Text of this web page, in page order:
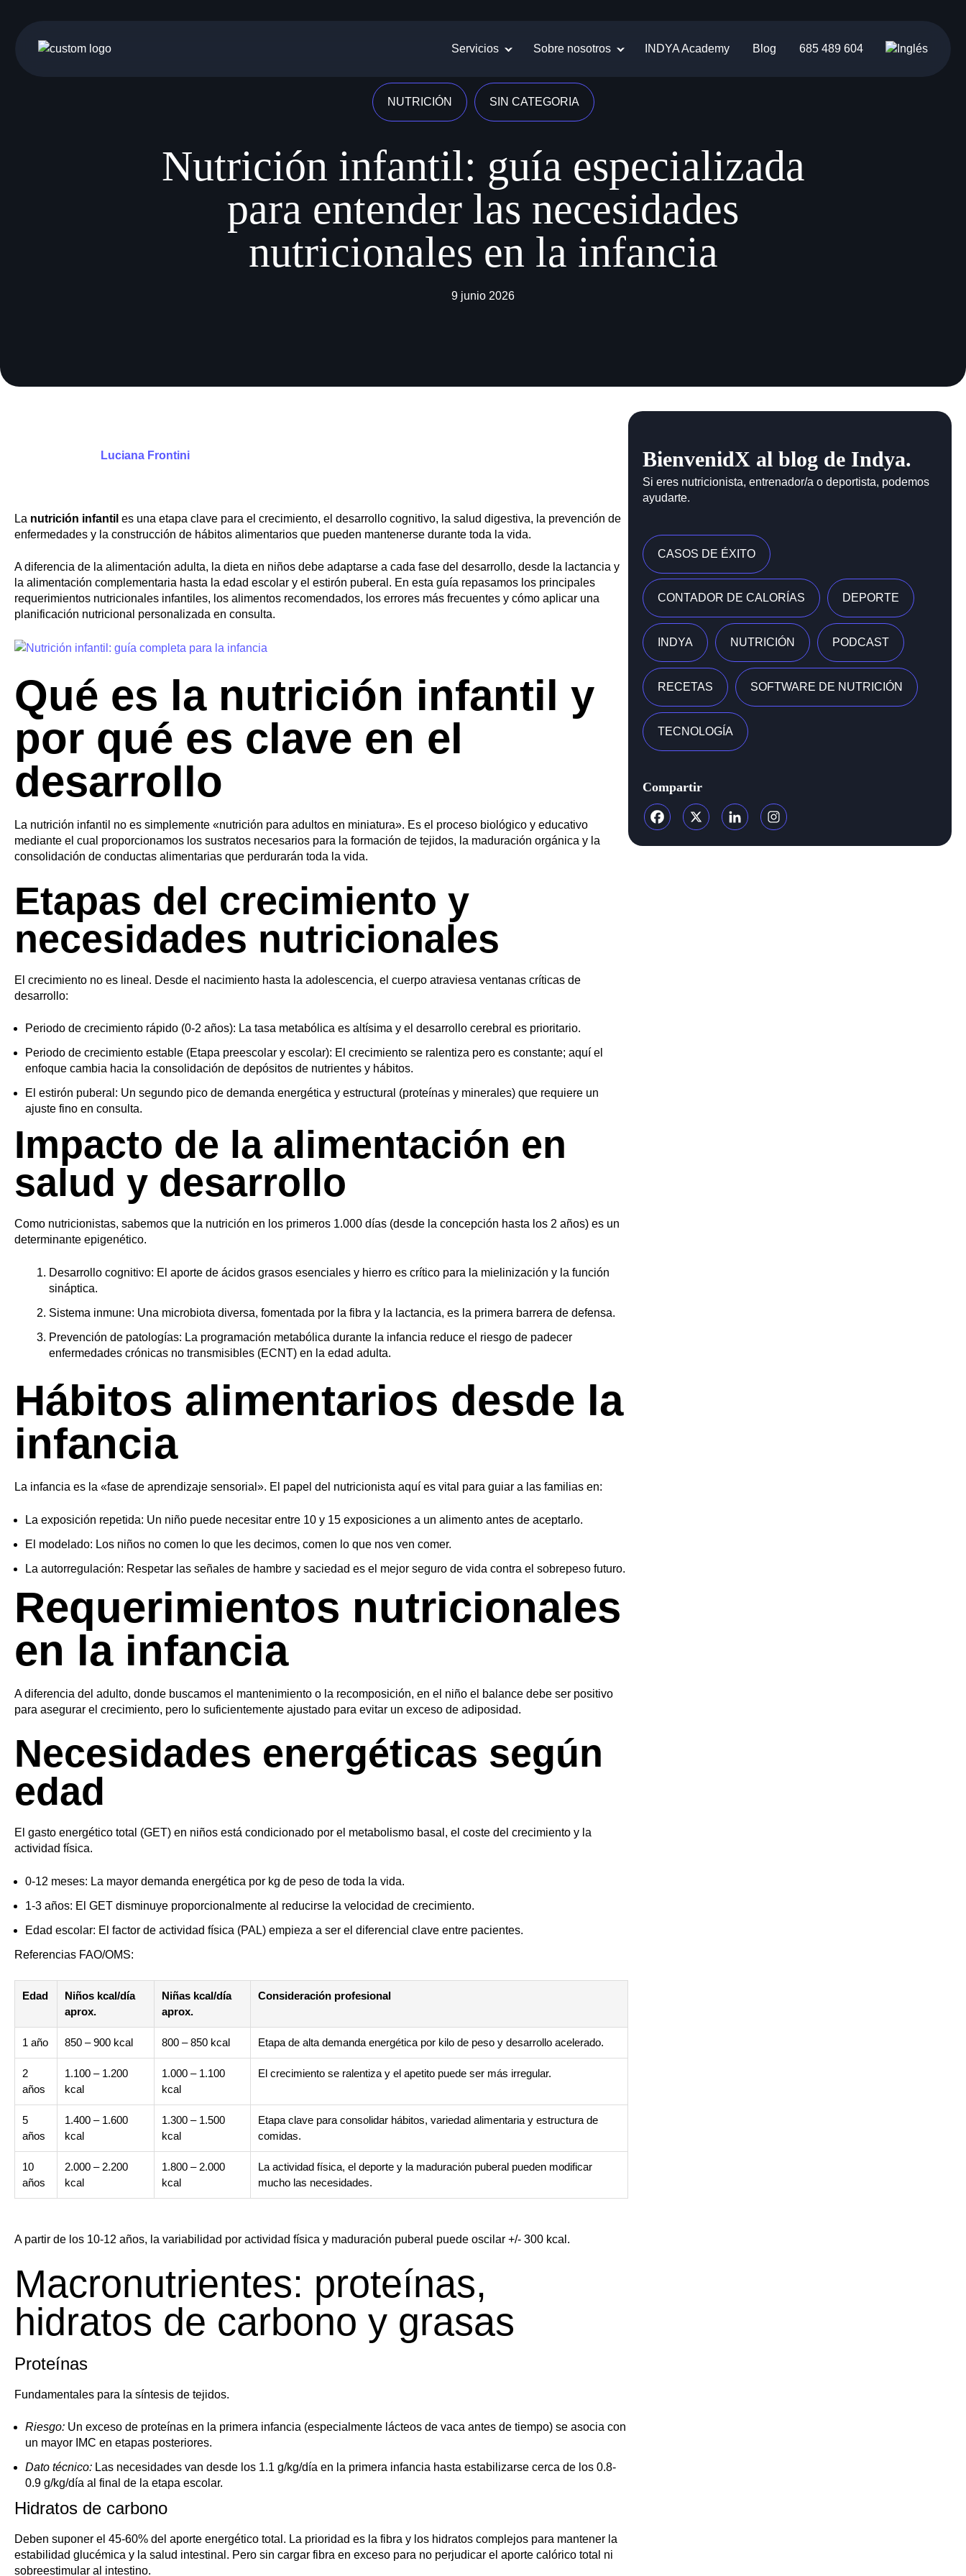
Para ofrecer las mejores experiencias, utilizamos tecnologías como las cookies para almacenar y/o acceder a la información del dispositivo. El consentimiento de estas
tecnologías nos permitirá procesar datos como el comportamiento de navegación o las identificaciones únicas en este sitio. No consentir o retirar el consentimiento, puede afectar
Funcional
Funcional
Siempre activo
Preferencias
Estadísticas
Marketing
Marketing
Administrar opciones
Gestionar los servicios
Gestionar {vendor_count} proveedores
Leer más sobre estos propósitos
contenido
Servicios Sobre nosotros INDYA Academy Blog 685 489 604
NUTRICIÓN SIN CATEGORIA
Nutrición infantil: guía especializada
para entender las necesidades
nutricionales en la infancia
9 junio 2026
Luciana Frontini
La nutrición infantil es una etapa clave para el crecimiento, el desarrollo cognitivo, la salud digestiva, la prevención de
enfermedades y la construcción de hábitos alimentarios que pueden mantenerse durante toda la vida.
A diferencia de la alimentación adulta, la dieta en niños debe adaptarse a cada fase del desarrollo, desde la lactancia y
la alimentación complementaria hasta la edad escolar y el estirón puberal. En esta guía repasamos los principales
requerimientos nutricionales infantiles, los alimentos recomendados, los errores más frecuentes y cómo aplicar una
planificación nutricional personalizada en consulta.
Qué es la nutrición infantil y
por qué es clave en el
desarrollo
La nutrición infantil no es simplemente «nutrición para adultos en miniatura». Es el proceso biológico y educativo
mediante el cual proporcionamos los sustratos necesarios para la formación de tejidos, la maduración orgánica y la
consolidación de conductas alimentarias que perdurarán toda la vida.
Etapas del crecimiento y
necesidades nutricionales
El crecimiento no es lineal. Desde el nacimiento hasta la adolescencia, el cuerpo atraviesa ventanas críticas de
desarrollo:
Periodo de crecimiento rápido (0-2 años): La tasa metabólica es altísima y el desarrollo cerebral es prioritario.
Periodo de crecimiento estable (Etapa preescolar y escolar): El crecimiento se ralentiza pero es constante; aquí el
enfoque cambia hacia la consolidación de depósitos de nutrientes y hábitos.
El estirón puberal: Un segundo pico de demanda energética y estructural (proteínas y minerales) que requiere un
ajuste fino en consulta.
Impacto de la alimentación en
salud y desarrollo
Como nutricionistas, sabemos que la nutrición en los primeros 1.000 días (desde la concepción hasta los 2 años) es un
determinante epigenético.
Desarrollo cognitivo: El aporte de ácidos grasos esenciales y hierro es crítico para la mielinización y la función
sináptica.
Sistema inmune: Una microbiota diversa, fomentada por la fibra y la lactancia, es la primera barrera de defensa.
Prevención de patologías: La programación metabólica durante la infancia reduce el riesgo de padecer
enfermedades crónicas no transmisibles (ECNT) en la edad adulta.
Hábitos alimentarios desde la
infancia
La infancia es la «fase de aprendizaje sensorial». El papel del nutricionista aquí es vital para guiar a las familias en:
La exposición repetida: Un niño puede necesitar entre 10 y 15 exposiciones a un alimento antes de aceptarlo.
El modelado: Los niños no comen lo que les decimos, comen lo que nos ven comer.
La autorregulación: Respetar las señales de hambre y saciedad es el mejor seguro de vida contra el sobrepeso futuro.
Requerimientos nutricionales
en la infancia
A diferencia del adulto, donde buscamos el mantenimiento o la recomposición, en el niño el balance debe ser positivo
para asegurar el crecimiento, pero lo suficientemente ajustado para evitar un exceso de adiposidad.
Necesidades energéticas según
edad
El gasto energético total (GET) en niños está condicionado por el metabolismo basal, el coste del crecimiento y la
actividad física.
0-12 meses: La mayor demanda energética por kg de peso de toda la vida.
1-3 años: El GET disminuye proporcionalmente al reducirse la velocidad de crecimiento.
Edad escolar: El factor de actividad física (PAL) empieza a ser el diferencial clave entre pacientes.
Referencias FAO/OMS:
Edad
Niños kcal/día
aprox.
Niñas kcal/día
aprox.
Consideración profesional
1 año 850 – 900 kcal 800 – 850 kcal Etapa de alta demanda energética por kilo de peso y desarrollo acelerado.
2
años
1.100 – 1.200
kcal
1.000 – 1.100
kcal
El crecimiento se ralentiza y el apetito puede ser más irregular.
5
años
1.400 – 1.600
kcal
1.300 – 1.500
kcal
Etapa clave para consolidar hábitos, variedad alimentaria y estructura de
comidas.
10
años
2.000 – 2.200
kcal
1.800 – 2.000
kcal
La actividad física, el deporte y la maduración puberal pueden modificar
mucho las necesidades.
A partir de los 10-12 años, la variabilidad por actividad física y maduración puberal puede oscilar +/- 300 kcal.
Macronutrientes: proteínas,
hidratos de carbono y grasas
Proteínas
Fundamentales para la síntesis de tejidos.
Riesgo: Un exceso de proteínas en la primera infancia (especialmente lácteos de vaca antes de tiempo) se asocia con
un mayor IMC en etapas posteriores.
Dato técnico: Las necesidades van desde los 1.1 g/kg/día en la primera infancia hasta estabilizarse cerca de los 0.8-
0.9 g/kg/día al final de la etapa escolar.
Hidratos de carbono
Deben suponer el 45-60% del aporte energético total. La prioridad es la fibra y los hidratos complejos para mantener la
estabilidad glucémica y la salud intestinal. Pero sin cargar fibra en exceso para no perjudicar el aporte calórico total ni
sobreestimular al intestino.
BienvenidX al blog de Indya.
Si eres nutricionista, entrenador/a o deportista, podemos
ayudarte.
CASOS DE ÉXITO
CONTADOR DE CALORÍAS DEPORTE
INDYA NUTRICIÓN PODCAST
RECETAS SOFTWARE DE NUTRICIÓN
TECNOLOGÍA
Compartir
Gestionar consentimiento